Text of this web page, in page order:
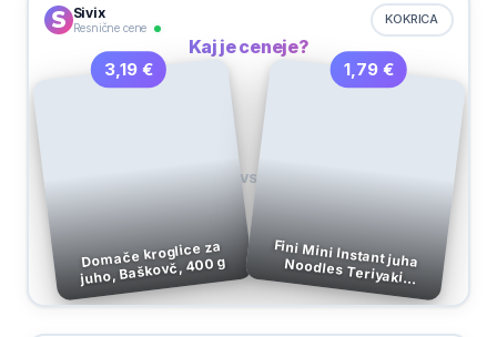
Sivix
Resnične cene
KOKRICA
Kaj je ceneje?
3,19 €
Domače kroglice za
juho, Baškovč, 400 g
VS
1,79 €
Fini Mini Instant juha Noodles Teriyaki
Piščanec, 65 g